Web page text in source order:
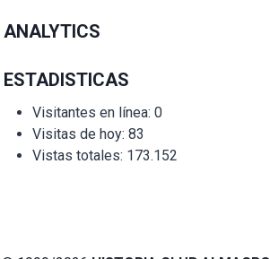
ANALYTICS
ESTADISTICAS
Visitantes en línea: 0
Visitas de hoy: 83
Vistas totales: 173.152